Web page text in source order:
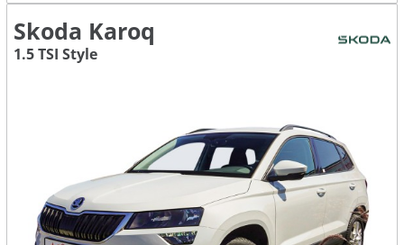
Skoda Karoq
1.5 TSI Style